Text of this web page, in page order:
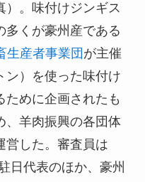
）。味付けジンギス
多くが豪州産である
生産者事業団が主催
ン）を使った味付け
ために企画されたも
、羊肉振興の各団体
営した。審査員は
日代表のほか、豪州